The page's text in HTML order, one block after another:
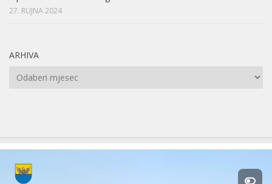
27. RUJNA 2024
ARHIVA
Arhiva